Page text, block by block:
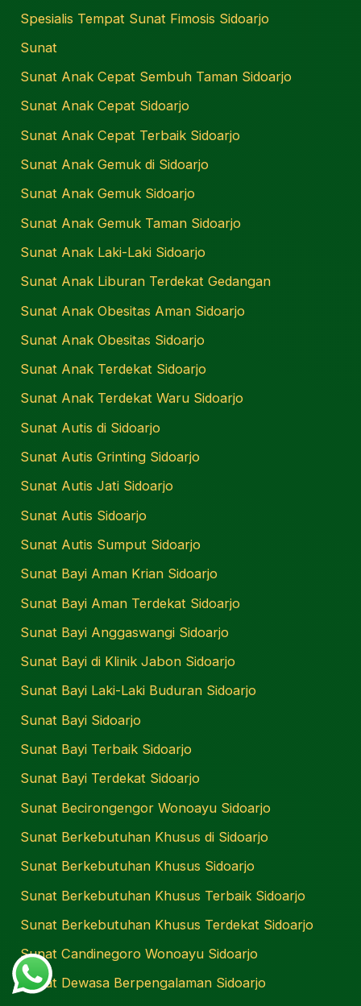
Spesialis Tempat Sunat Fimosis Sidoarjo
Sunat
Sunat Anak Cepat Sembuh Taman Sidoarjo
Sunat Anak Cepat Sidoarjo
Sunat Anak Cepat Terbaik Sidoarjo
Sunat Anak Gemuk di Sidoarjo
Sunat Anak Gemuk Sidoarjo
Sunat Anak Gemuk Taman Sidoarjo
Sunat Anak Laki-Laki Sidoarjo
Sunat Anak Liburan Terdekat Gedangan
Sunat Anak Obesitas Aman Sidoarjo
Sunat Anak Obesitas Sidoarjo
Sunat Anak Terdekat Sidoarjo
Sunat Anak Terdekat Waru Sidoarjo
Sunat Autis di Sidoarjo
Sunat Autis Grinting Sidoarjo
Sunat Autis Jati Sidoarjo
Sunat Autis Sidoarjo
Sunat Autis Sumput Sidoarjo
Sunat Bayi Aman Krian Sidoarjo
Sunat Bayi Aman Terdekat Sidoarjo
Sunat Bayi Anggaswangi Sidoarjo
Sunat Bayi di Klinik Jabon Sidoarjo
Sunat Bayi Laki-Laki Buduran Sidoarjo
Sunat Bayi Sidoarjo
Sunat Bayi Terbaik Sidoarjo
Sunat Bayi Terdekat Sidoarjo
Sunat Becirongengor Wonoayu Sidoarjo
Sunat Berkebutuhan Khusus di Sidoarjo
Sunat Berkebutuhan Khusus Sidoarjo
Sunat Berkebutuhan Khusus Terbaik Sidoarjo
Sunat Berkebutuhan Khusus Terdekat Sidoarjo
Sunat Candinegoro Wonoayu Sidoarjo
Sunat Dewasa Berpengalaman Sidoarjo